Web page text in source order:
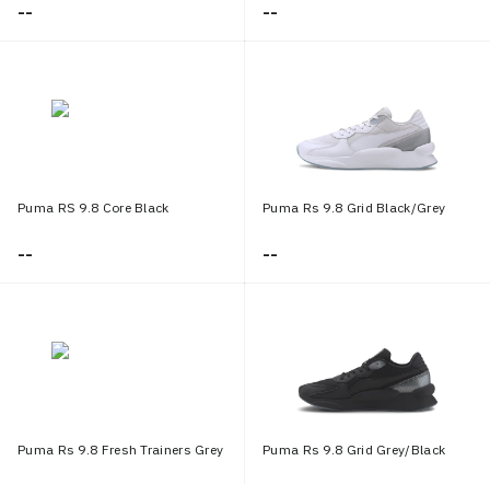
-- --
Puma RS 9.8 Core Black
--
Puma Rs 9.8 Grid Black/Grey
--
Puma Rs 9.8 Fresh Trainers Grey Puma Rs 9.8 Grid Grey/Black